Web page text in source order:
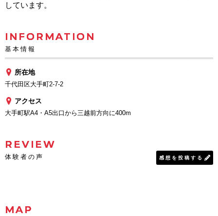
しています。
INFORMATION
基本情報
所在地
千代田区大手町2-7-2
アクセス
大手町駅A4・A5出口から三越前方向に400m
REVIEW
体験者の声 感想を投稿する
MAP